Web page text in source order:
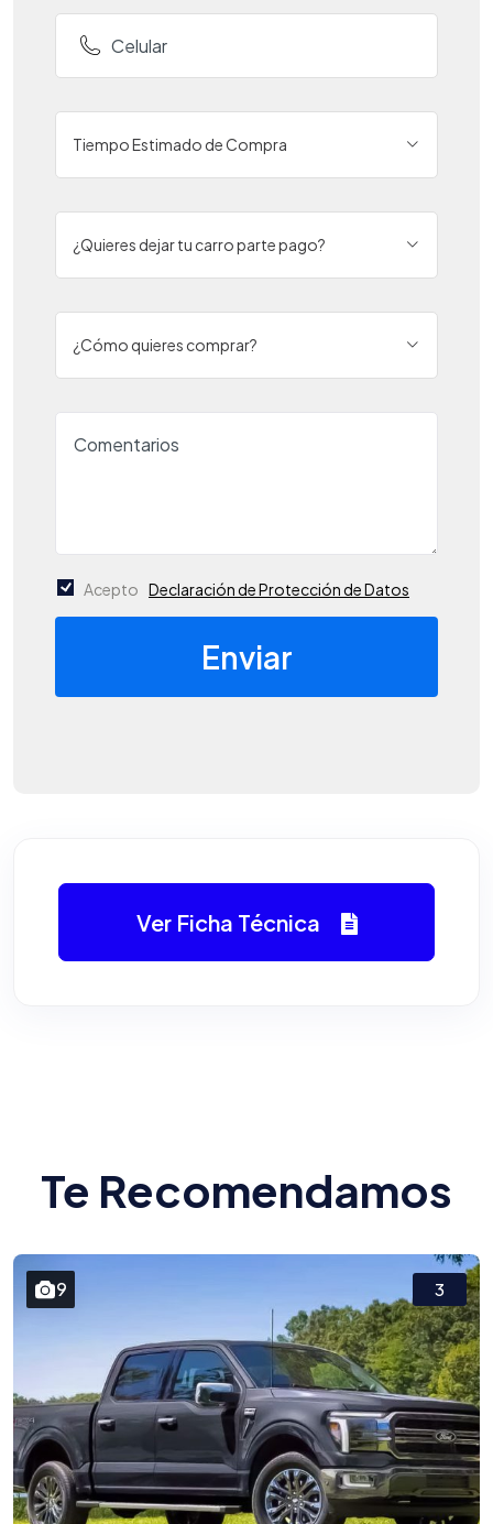
Tiempo Estimado de Compra
¿Quieres dejar tu carro parte pago?
¿Cómo quieres comprar?
Acepto Declaración de Protección de Datos
Enviar
Ver Ficha Técnica
Te Recomendamos
9 3